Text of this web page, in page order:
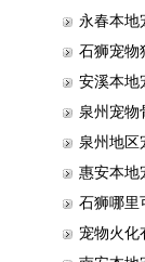
永春本地
石狮宠物
安溪本地
泉州宠物
泉州地区
惠安本地
石狮哪里
宠物火化